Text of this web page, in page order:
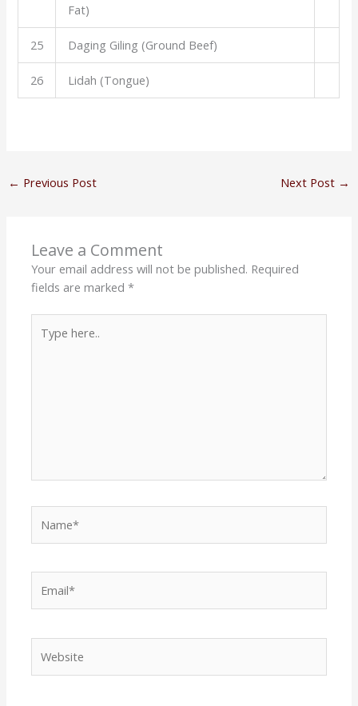
Fat)
25 Daging Giling (Ground Beef)
26 Lidah (Tongue)
← Previous Post Next Post →
Leave a Comment
Your email address will not be published. Required
fields are marked*
here..